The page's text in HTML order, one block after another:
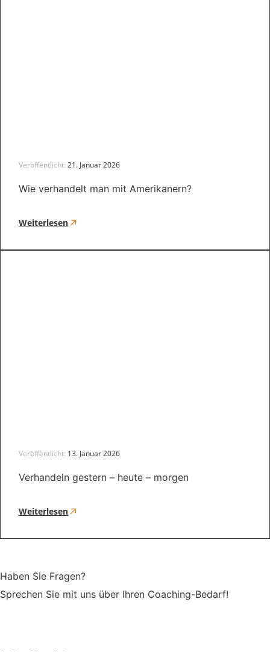
Veröffentlicht: 21. Januar 2026
Wie verhandelt man mit Amerikanern?
Weiterlesen
Veröffentlicht: 13. Januar 2026
Verhandeln gestern – heute – morgen
Weiterlesen
Haben Sie Fragen?
Sprechen Sie mit uns über Ihren Coaching-Bedarf!